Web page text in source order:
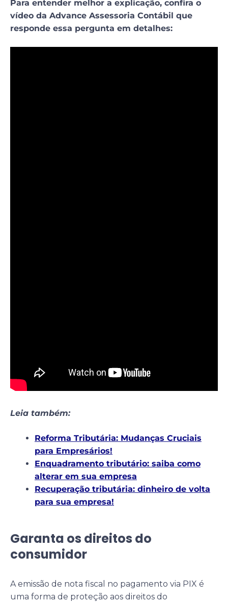
Para entender melhor a explicação, confira o
vídeo da Advance Assessoria Contábil que
responde essa pergunta em detalhes:
Leia também:
Reforma Tributária: Mudanças Cruciais
para Empresários!
Enquadramento tributário: saiba como
alterar em sua empresa
Recuperação tributária: dinheiro de volta
para sua empresa!
Garanta os direitos do
consumidor
A emissão de nota fiscal no pagamento via PIX é
uma forma de proteção aos direitos do